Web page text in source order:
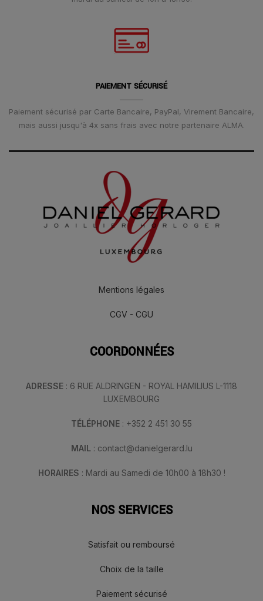
PAIEMENT SÉCURISÉ
Paiement sécurisé par Carte Bancaire, PayPal, Virement Bancaire,
mais aussi jusqu'à 4x sans frais avec notre partenaire ALMA.
Mentions légales
CGV - CGU
COORDONNÉES
ADRESSE : 6 RUE ALDRINGEN - ROYAL HAMILIUS L-1118
LUXEMBOURG
TÉLÉPHONE : +352 2 451 30 55
MAIL : contact@danielgerard.lu
HORAIRES : Mardi au Samedi de 10h00 à 18h30 !
NOS SERVICES
Satisfait ou remboursé
Choix de la taille
Paiement sécurisé